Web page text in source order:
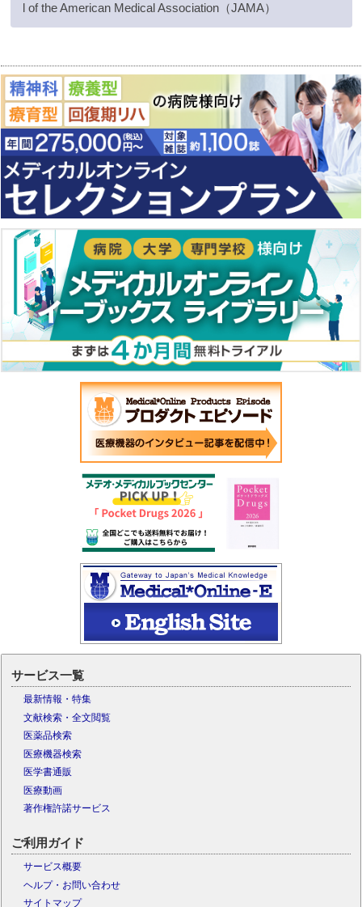
l of the American Medical Association（JAMA）
サービス一覧
最新情報・特集
文献検索・全文閲覧
医薬品検索
医療機器検索
医学書通販
医療動画
著作権許諾サービス
ご利用ガイド
サービス概要
ヘルプ・お問い合わせ
サイトマップ